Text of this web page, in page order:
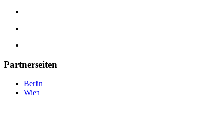
Partnerseiten
Berlin
Wien